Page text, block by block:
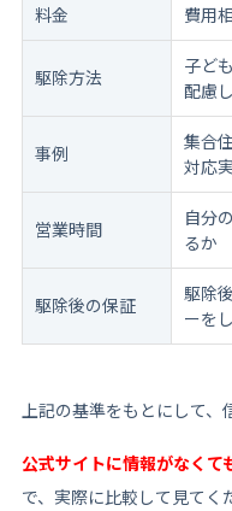
料金 費用
駆除方法
子ど
配慮
事例
集合
対応
営業時間
自分
るか
駆除後の保証
駆除
ーを
上記の基準をもとにして、
公式サイトに情報がなくて
で、実際に比較して見て